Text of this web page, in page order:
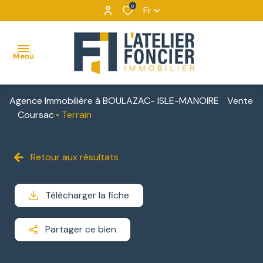
0 Fr
Menu
ACCUEIL
TERRAINS
IMMEUBLES
DE
BIENS
VENDUS
IMMOBILIER
D'ENTREPRISE
DÉCOUVRIR
NOUS
CONTACTER
NOUS
Agence Immobilière à BOULAZAC- ISLE-MANOIRE
Vente
Coursac
Terrain
Retour aux résultats
Télécharger la fiche
Partager ce bien